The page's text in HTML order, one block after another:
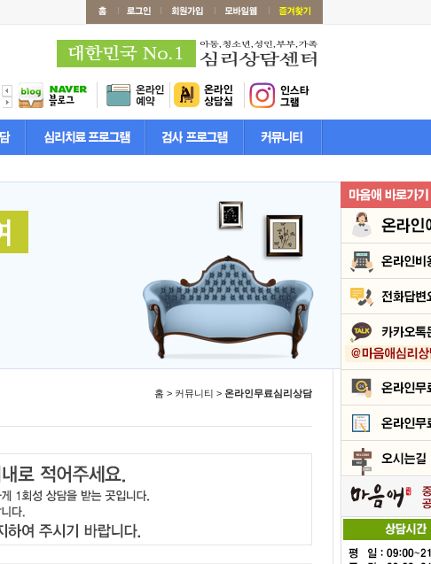
홈 > 커뮤니티 > 온라인무료심리상담